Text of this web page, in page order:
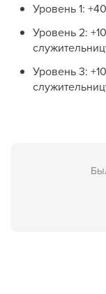
Уровень 1:
Уровень 2:
Уровень 3: